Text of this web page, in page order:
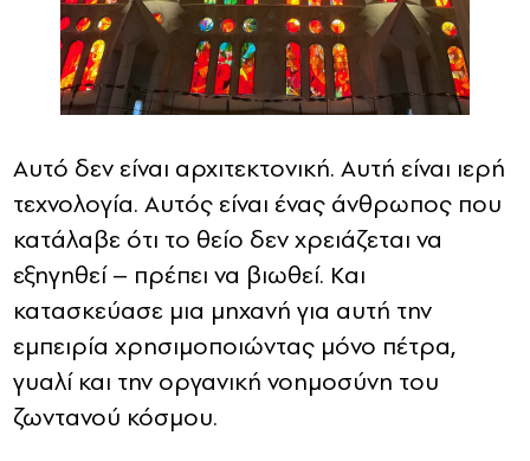
Αυτό δεν είναι αρχιτεκτονική. Αυτή είναι ιερή
τεχνολογία. Αυτός είναι ένας άνθρωπος που
κατάλαβε ότι το θείο δεν χρειάζεται να
εξηγηθεί – πρέπει να βιωθεί. Και
κατασκεύασε μια μηχανή για αυτή την
εμπειρία χρησιμοποιώντας μόνο πέτρα,
γυαλί και την οργανική νοημοσύνη του
ζωντανού κόσμου.